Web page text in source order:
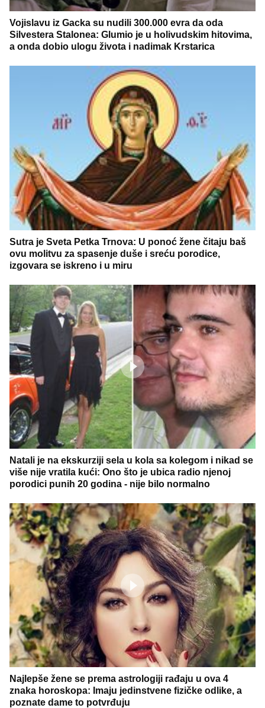
Vojislavu iz Gacka su nudili 300.000 evra da oda
Silvestera Stalonea: Glumio je u holivudskim hitovima,
a onda dobio ulogu života i nadimak Krstarica
Sutra je Sveta Petka Trnova: U ponoć žene čitaju baš
ovu molitvu za spasenje duše i sreću porodice,
izgovara se iskreno i u miru
Natali je na ekskurziji sela u kola sa kolegom i nikad se
više nije vratila kući: Ono što je ubica radio njenoj
porodici punih 20 godina - nije bilo normalno
Najlepše žene se prema astrologiji rađaju u ova 4
znaka horoskopa: Imaju jedinstvene fizičke odlike, a
poznate dame to potvrđuju